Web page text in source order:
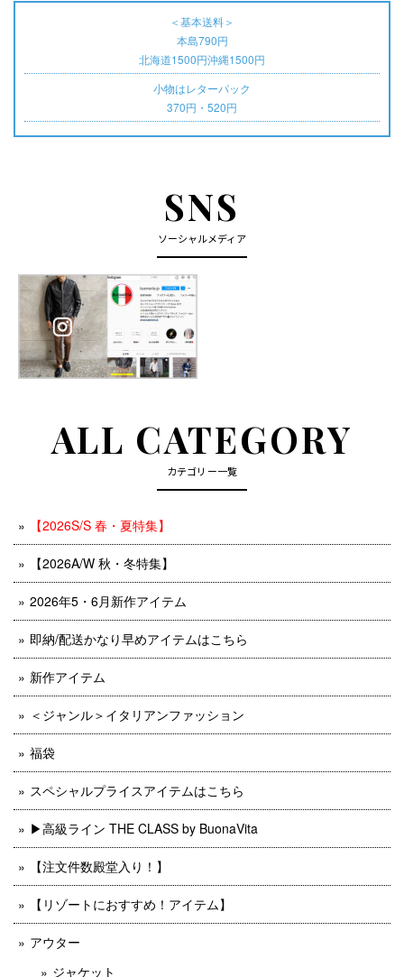
＜基本送料＞
本島790円
北海道1500円沖縄1500円
小物はレターパック
370円・520円
SNS
ソーシャルメディア
ALL CATEGORY
カテゴリー一覧
【2026S/S 春・夏特集】
【2026A/W 秋・冬特集】
2026年5・6月新作アイテム
即納/配送かなり早めアイテムはこちら
新作アイテム
＜ジャンル＞イタリアンファッション
福袋
スペシャルプライスアイテムはこちら
▶︎高級ライン THE CLASS by BuonaVita
【注文件数殿堂入り！】
【リゾートにおすすめ！アイテム】
アウター
ジャケット